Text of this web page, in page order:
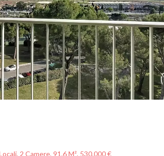
2 Camere, 91.6 M², 530.000 €